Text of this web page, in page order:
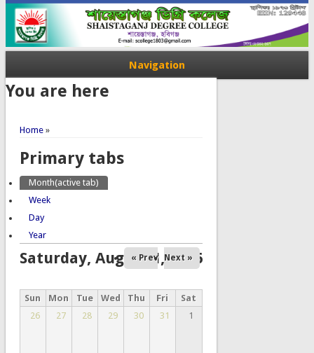
Navigation
You are here
Home»
Primary tabs
Month(active tab)
Week
Day
Year
Saturday, August 1, 2026
« Prev Next »
Sun Mon Tue Wed Thu Fri
Sat
26
27 28 29 30 31 1